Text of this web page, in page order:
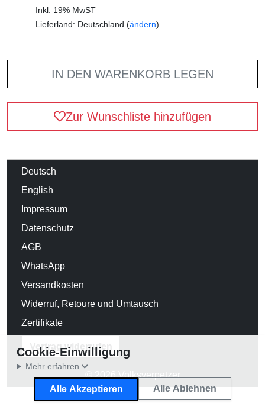
Inkl. 19% MwST
Lieferland: Deutschland (ändern)
IN DEN WARENKORB LEGEN
Zur Wunschliste hinzufügen
Deutsch
English
Impressum
Datenschutz
AGB
WhatsApp
Versandkosten
Widerruf, Retoure und Umtausch
Zertifikate
Vertrag widerrufen
© 2026 Volksverpetzer
Cookie-Einwilligung
Mehr erfahren
Alle Akzeptieren Alle Ablehnen